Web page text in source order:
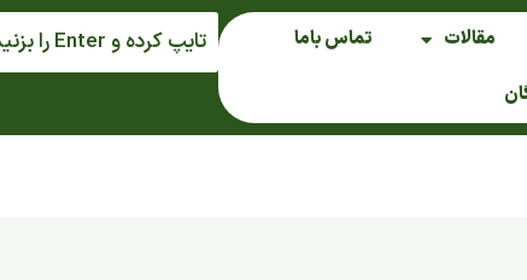
مقالات
تماس باما